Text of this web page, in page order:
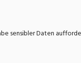
sensibler Daten